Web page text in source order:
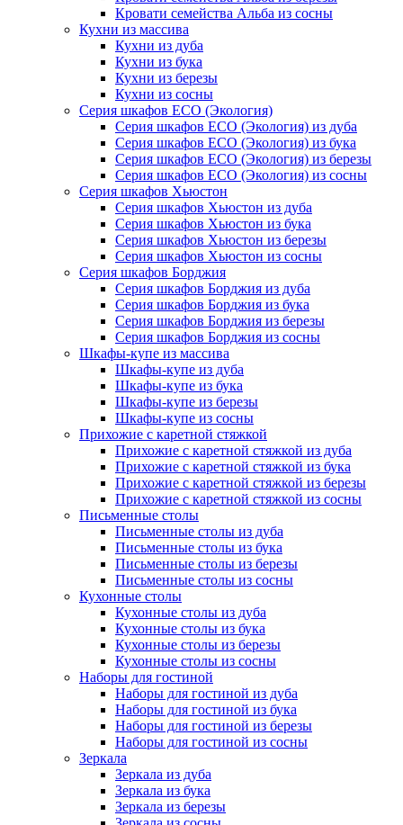
Кровати семейства Альба из сосны
Кухни из массива
Кухни из дуба
Кухни из бука
Кухни из березы
Кухни из сосны
Серия шкафов ECO (Экология)
Серия шкафов ECO (Экология) из дуба
Серия шкафов ECO (Экология) из бука
Серия шкафов ECO (Экология) из березы
Серия шкафов ECO (Экология) из сосны
Серия шкафов Хьюстон
Серия шкафов Хьюстон из дуба
Серия шкафов Хьюстон из бука
Серия шкафов Хьюстон из березы
Серия шкафов Хьюстон из сосны
Серия шкафов Борджия
Серия шкафов Борджия из дуба
Серия шкафов Борджия из бука
Серия шкафов Борджия из березы
Серия шкафов Борджия из сосны
Шкафы-купе из массива
Шкафы-купе из дуба
Шкафы-купе из бука
Шкафы-купе из березы
Шкафы-купе из сосны
Прихожие с каретной стяжкой
Прихожие с каретной стяжкой из дуба
Прихожие с каретной стяжкой из бука
Прихожие с каретной стяжкой из березы
Прихожие с каретной стяжкой из сосны
Письменные столы
Письменные столы из дуба
Письменные столы из бука
Письменные столы из березы
Письменные столы из сосны
Кухонные столы
Кухонные столы из дуба
Кухонные столы из бука
Кухонные столы из березы
Кухонные столы из сосны
Наборы для гостиной
Наборы для гостиной из дуба
Наборы для гостиной из бука
Наборы для гостиной из березы
Наборы для гостиной из сосны
Зеркала
Зеркала из дуба
Зеркала из бука
Зеркала из березы